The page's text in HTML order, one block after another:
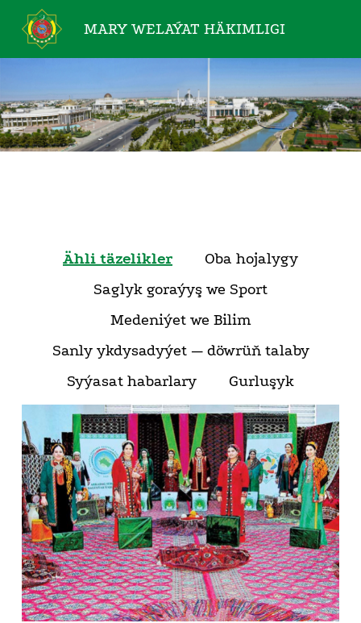
MARY WELAÝAT HÄKIMLIGI
Ähli täzelikler
Oba hojalygy
Saglyk goraýyş we Sport
Medeniýet we Bilim
Sanly ykdysadyýet — döwrüň talaby
Syýasat habarlary
Gurluşyk